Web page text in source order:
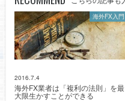
海外FX入門
2016.7.4
海外FX業者は「複利の法則」を最
大限生かすことができる